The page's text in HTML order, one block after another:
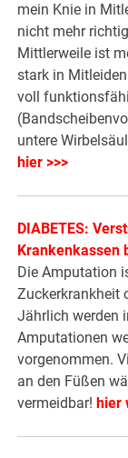
mein Knie in
nicht mehr
Mittlerweile ist
stark in
voll
untere
hier >>>
DIABETES:
Krankenkassen
Die Amputation
Zuckerkrankheit
Jährlich werden
Amputationen
vorgenommen.
an den Füßen
vermeidbar! hier